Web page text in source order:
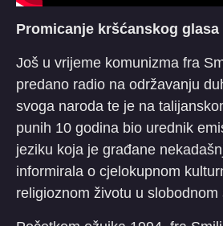
Promicanje kršćanskog glasa
Još u vrijeme komunizma fra
predano radio na održavanju
svoga naroda te je na
punih 10 godina bio urednik
jeziku koja je građane
informirala o cjelokupnom
religioznom životu u slobodnom